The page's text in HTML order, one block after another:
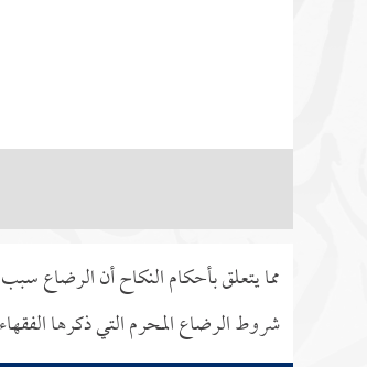
مما يتعلق بأحكام النكاح أن الرضاع
شروط الرضاع المحرم التي ذكرها